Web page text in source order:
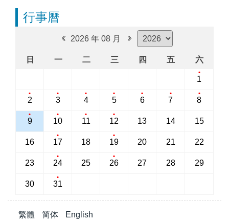
行事曆
2026 年 08 月
日 一 二 三 四 五 六
1
2 3 4 5 6 7 8
9 10 11 12 13 14 15
16 17 18 19 20 21 22
23 24 25 26 27 28 29
30 31
繁體 简体 English